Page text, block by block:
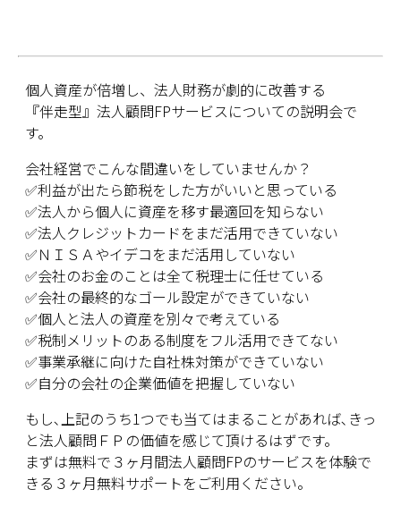
個人資産が倍増し、法人財務が劇的に改善する
『伴走型』法人顧問FPサービスについての説明会で
す。
会社経営でこんな間違いをしていませんか？
✅利益が出たら節税をした方がいいと思っている
✅法人から個人に資産を移す最適回を知らない
✅法人クレジットカードをまだ活用できていない
✅ＮＩＳＡやイデコをまだ活用していない
✅会社のお金のことは全て税理士に任せている
✅会社の最終的なゴール設定ができていない
✅個人と法人の資産を別々で考えている
✅税制メリットのある制度をフル活用できてない
✅事業承継に向けた自社株対策ができていない
✅自分の会社の企業価値を把握していない
もし､上記のうち1つでも当てはまることがあれば､きっ
と法人顧問ＦＰの価値を感じて頂けるはずです。
まずは無料で３ヶ月間法人顧問FPのサービスを体験で
きる３ヶ月無料サポートをご利用ください。